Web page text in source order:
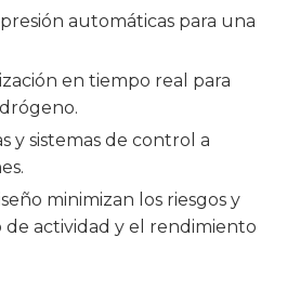
automáticas para una
en tiempo real para
y sistemas de control a
minimizan los riesgos y
de actividad y el rendimiento